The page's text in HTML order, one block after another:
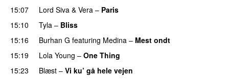
15:07 Lord Siva & Vera – Paris
15:10 Tyla – Bliss
15:16
Burhan G featuring Medina – Mest ondt
15:19
Lola Young – One Thing
15:23 Blæst – Vi ku’ gå hele vejen